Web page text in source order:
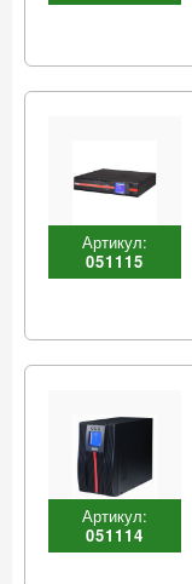
Артикул:
051115
Артикул:
051114